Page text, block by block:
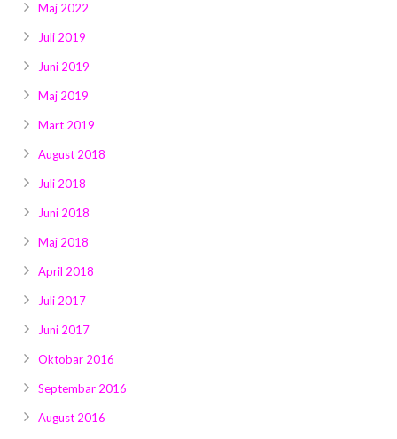
Maj 2022
Juli 2019
Juni 2019
Maj 2019
Mart 2019
August 2018
Juli 2018
Juni 2018
Maj 2018
April 2018
Juli 2017
Juni 2017
Oktobar 2016
Septembar 2016
August 2016